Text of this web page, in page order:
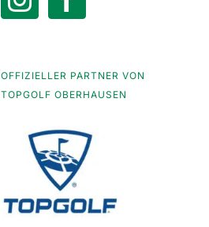
OFFIZIELLER PARTNER VON
TOPGOLF OBERHAUSEN